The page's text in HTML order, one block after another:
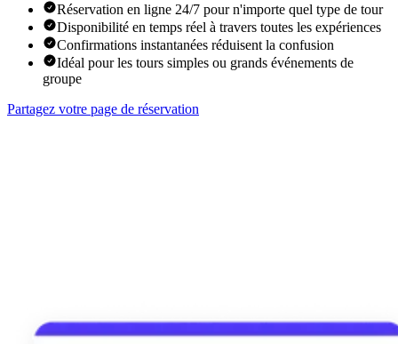
Réservation en ligne 24/7 pour n'importe quel type de tour
Disponibilité en temps réel à travers toutes les expériences
Confirmations instantanées réduisent la confusion
Idéal pour les tours simples ou grands événements de
groupe
Partagez votre page de réservation